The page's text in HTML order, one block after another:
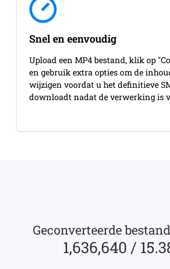
Snel en eenvoudig
Upload een MP4 bestand, klik op
en gebruik extra opties om de
wijzigen voordat u het definitieve
downloadt nadat de verwerking is
Geconverteerde
1,636,640 /